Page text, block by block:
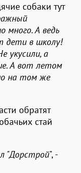
собаки тут
много. А ведь
дети в школу!
укусили, а
А вот летом
на том же
обратят
стай
"Дорстрой", -